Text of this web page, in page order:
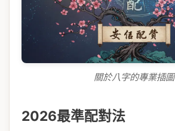
關於八字的專業插圖
2026最準配對法